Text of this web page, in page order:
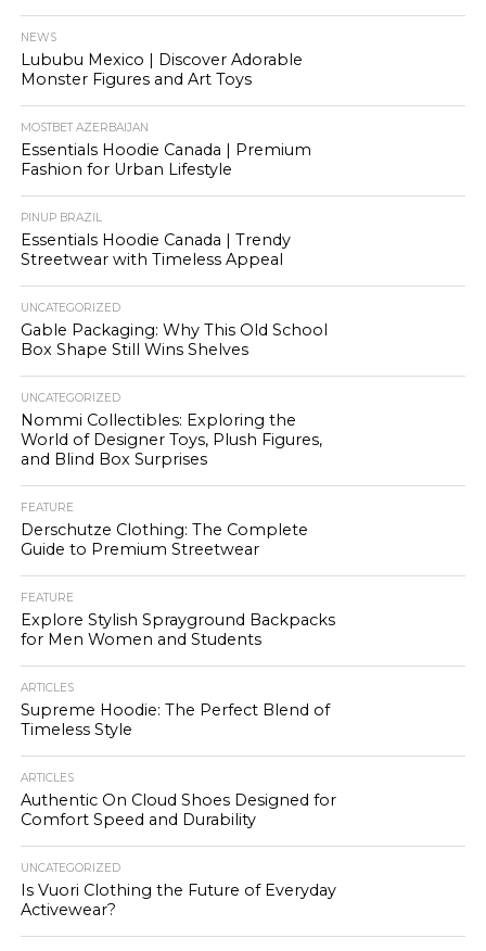
NEWS
Lububu Mexico | Discover Adorable
Monster Figures and Art Toys
MOSTBET AZERBAIJAN
Essentials Hoodie Canada | Premium
Fashion for Urban Lifestyle
PINUP BRAZIL
Essentials Hoodie Canada | Trendy
Streetwear with Timeless Appeal
UNCATEGORIZED
Gable Packaging: Why This Old School
Box Shape Still Wins Shelves
UNCATEGORIZED
Nommi Collectibles: Exploring the
World of Designer Toys, Plush Figures,
and Blind Box Surprises
FEATURE
Derschutze Clothing: The Complete
Guide to Premium Streetwear
FEATURE
Explore Stylish Sprayground Backpacks
for Men Women and Students
ARTICLES
Supreme Hoodie: The Perfect Blend of
Timeless Style
ARTICLES
Authentic On Cloud Shoes Designed for
Comfort Speed and Durability
UNCATEGORIZED
Is Vuori Clothing the Future of Everyday
Activewear?